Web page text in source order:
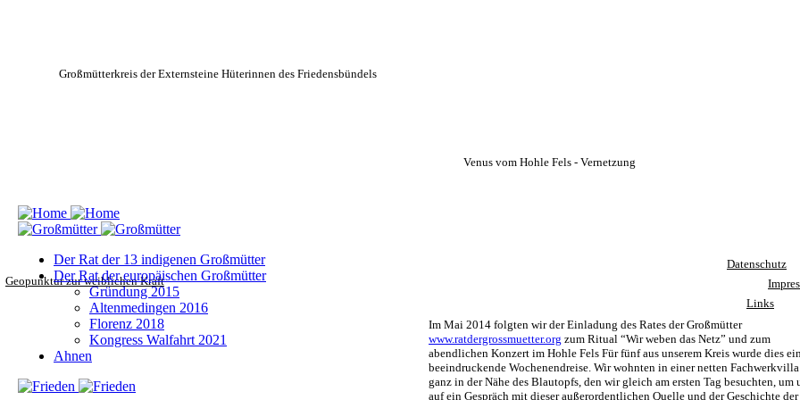
Großmütterkreis der Externsteine Hüterinnen des Friedensbündels
Venus vom Hohle Fels - Vernetzung
Im Mai 2014 folgten wir derEinladung des Rates der Großmütter
www.ratdergrossmuetter.org zum Ritual “Wir weben das Netz” und zum
abendlichen Konzert im Hohle Fels Für fünf aus unserem Kreis wurde dies
beeindruckende Wochenendreise. Wir wohnten in einer netten Fachwerkvilla
ganz in der Nähe des Blautopfs, den wir gleich am ersten Tag besuchten, um
auf ein Gespräch mit dieseraußerordentlichen Quelle und der Geschichte der
Datenschutz
Links
Geopunktur zur weiblichen Kraft
Der Rat der 13 indigenen Großmütter
Der Rat der europäischen Großmütter
Gründung 2015
Altenmedingen 2016
Florenz 2018
Kongress Walfahrt 2021
Ahnen